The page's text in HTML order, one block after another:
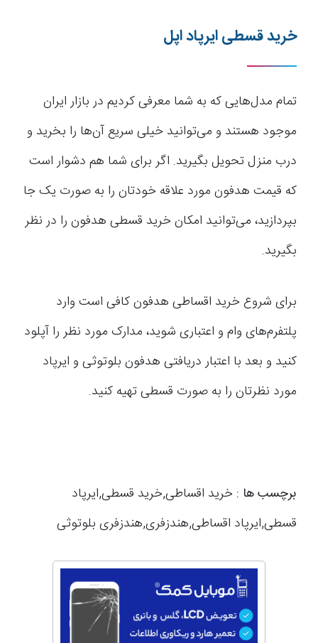
خرید قسطی ایرپاد اپل
تمام مدل‌هایی که به شما معرفی کردیم در بازار ایران
موجود هستند و می‌توانید خیلی سریع آن‌ها را بخرید و
درب منزل تحویل بگیرید. اگر برای شما هم دشوار است
که قیمت هدفون مورد علاقه خودتان را به صورت یک جا
بپردازید، می‌توانید امکان خرید قسطی هدفون را در نظر
بگیرید.
برای شروع خرید اقساطی هدفون کافی است وارد
پلتفرم‌های وام و اعتباری شوید، مدارک مورد نظر را آپلود
کنید و بعد با اعتبار دریافتی هدفون بلوتوثی و ایرپاد
مورد نظرتان را به صورت قسطی تهیه کنید.
برچسب ها : خرید اقساطی,خرید قسطی,ایرپاد
قسطی,ایرپاد اقساطی,هندزفری,هندزفری بلوتوثی